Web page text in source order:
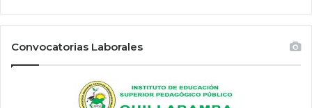
Convocatorias Laborales